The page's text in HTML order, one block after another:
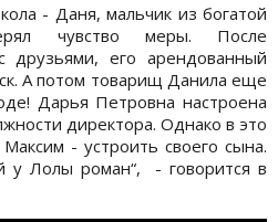
- Даня, мальчик из богатой
чувство меры. После
друзьями, его арендованный
А потом товарищ Данила еще
Дарья Петровна настроена
директора. Однако в это
- устроить своего сына.
у Лолы роман“, - говорится в